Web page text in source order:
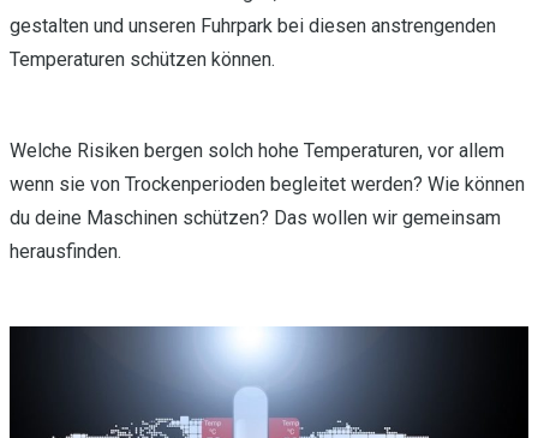
gestalten und unseren Fuhrpark bei diesen anstrengenden
Temperaturen schützen können.
Welche Risiken bergen solch hohe Temperaturen, vor allem
wenn sie von Trockenperioden begleitet werden? Wie können
du deine Maschinen schützen? Das wollen wir gemeinsam
herausfinden.